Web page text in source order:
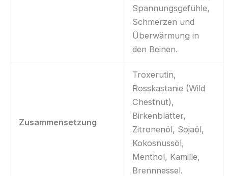
Spannungsgefühle,
Schmerzen und
Überwärmung in
den Beinen.
Zusammensetzung
Troxerutin,
Rosskastanie (Wild
Chestnut),
Birkenblätter,
Zitronenöl, Sojaöl,
Kokosnussöl,
Menthol, Kamille,
Brennnessel.